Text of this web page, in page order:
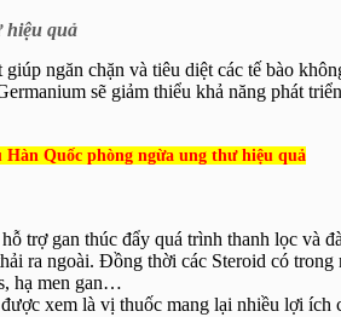
hiệu quả
ngăn chặn và tiêu diệt các tế bào
sẽ giảm thiểu khả năng phát
Quốc phòng ngừa ung thư hiệu quả
trợ gan thúc đẩy quá trình thanh lọc và
ra ngoài. Đồng thời các Steroid có
hạ men gan…
xem là vị thuốc mang lại nhiều lợi ích